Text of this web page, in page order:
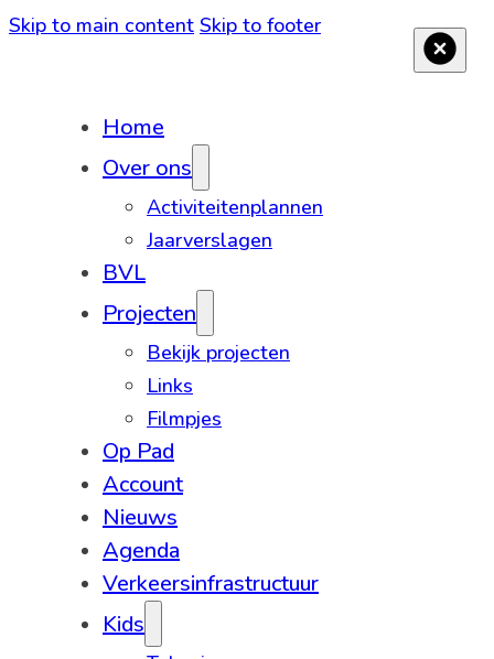
Skip to main content Skip to footer
Home
Over ons
Activiteitenplannen
Jaarverslagen
BVL
Projecten
Bekijk projecten
Links
Filmpjes
Op Pad
Account
Nieuws
Agenda
Verkeersinfrastructuur
Kids